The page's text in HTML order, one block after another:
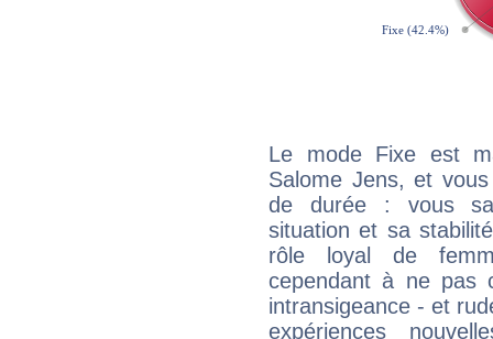
Le mode Fixe est
Salome Jens, et
de durée : vous
situation et sa
rôle loyal de
cependant à ne pas
intransigeance - et
expériences